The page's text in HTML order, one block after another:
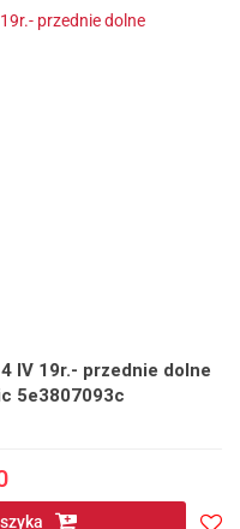
IV 19r.- przednie dolne
5e3807093c